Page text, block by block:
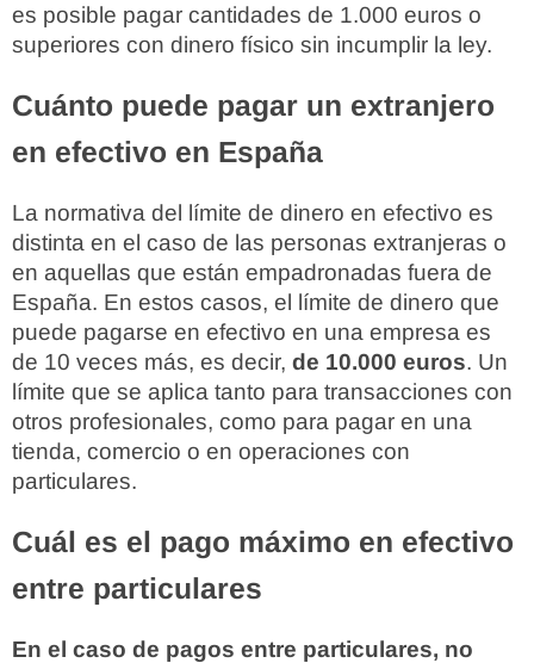
es posible pagar cantidades de 1.000 euros o
superiores con dinero físico sin incumplir la ley.
Cuánto puede pagar un extranjero
en efectivo en España
La normativa del límite de dinero en efectivo es
distinta en el caso de las personas extranjeras o
en aquellas que están empadronadas fuera de
España. En estos casos, el límite de dinero que
puede pagarse en efectivo en una empresa es
de 10 veces más, es decir, de 10.000 euros. Un
límite que se aplica tanto para transacciones con
otros profesionales, como para pagar en una
tienda, comercio o en operaciones con
particulares.
Cuál es el pago máximo en efectivo
entre particulares
En el caso de pagos entre particulares, no